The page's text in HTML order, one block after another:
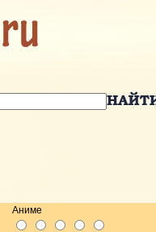
Аниме